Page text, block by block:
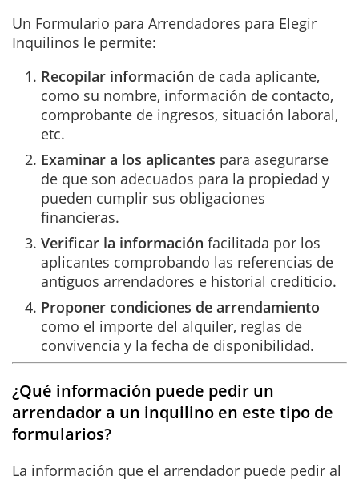
Un Formulario para Arrendadores para Elegir
Inquilinos le permite:
Recopilar información de cada aplicante,
como su nombre, información de contacto,
comprobante de ingresos, situación laboral,
etc.
Examinar a los aplicantes para asegurarse
de que son adecuados para la propiedad y
pueden cumplir sus obligaciones
financieras.
Verificar la información facilitada por los
aplicantes comprobando las referencias de
antiguos arrendadores e historial crediticio.
Proponer condiciones de arrendamiento
como el importe del alquiler, reglas de
convivencia y la fecha de disponibilidad.
¿Qué información puede pedir un
arrendador a un inquilino en este tipo de
formularios?
La información que el arrendador puede pedir al